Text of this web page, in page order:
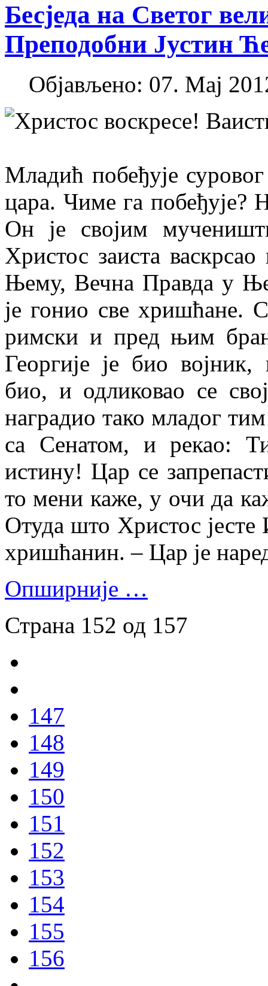
Бесjеда на Светог
Преподобни Јустин
Објављено: 07. Мај
Христос воскресе!
Младић побеђује
цара. Чиме га побеђује?
Он је својим
Христос заиста
Њему, Вечна Правда у
је гонио све хришћане.
римски и пред њим
Георгије је био војник,
био, и одликовао се
наградио тако младог
са Сенатом, и рекао:
истину! Цар се
то мени каже, у очи да
Отуда што Христос
хришћанин. – Цар је
Опширније …
Страна 152 од 157
147
148
149
150
151
152
153
154
155
156